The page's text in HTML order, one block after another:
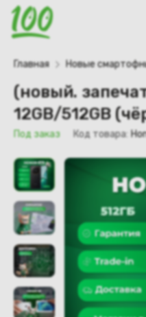
Главная Новые
(новый.
12GB/512GB
Под заказ Код товара: